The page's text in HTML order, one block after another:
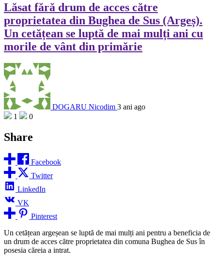
Lăsat fără drum de acces către
proprietatea din Bughea de Sus (Argeș).
Un cetățean se luptă de mai mulți ani cu
morile de vânt din primărie
DOGARU Nicodim 3 ani ago
1
0
Share
Facebook
Twitter
LinkedIn
VK
Pinterest
Un cetățean argeșean se luptă de mai mulți ani pentru a beneficia de
un drum de acces către proprietatea din comuna Bughea de Sus în
posesia căreia a intrat.